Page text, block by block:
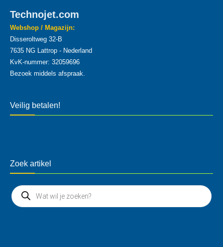
Technojet.com
Webshop / Magazijn:
Disseroltweg 32-B
7635 NG Lattrop - Nederland
KvK-nummer: 32059696
Bezoek middels afspraak.
Veilig betalen!
Zoek artikel